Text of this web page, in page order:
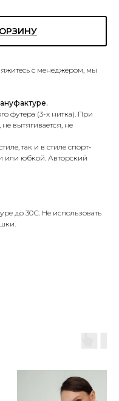
с менеджером, мы
футера (3-х нитка). При
вытягивается, не
так и в стиле спорт-
или юбкой. Авторский
до 30С. Не использовать